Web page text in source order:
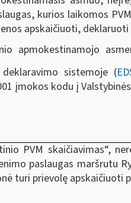
kurios laikomos
apskaičiuoti,
apmokestinamojo
sistemoje (
įmokos kodu į
PVM skaičiavimas“,
paslaugas maršrutu
turi prievolę apskaičiuoti